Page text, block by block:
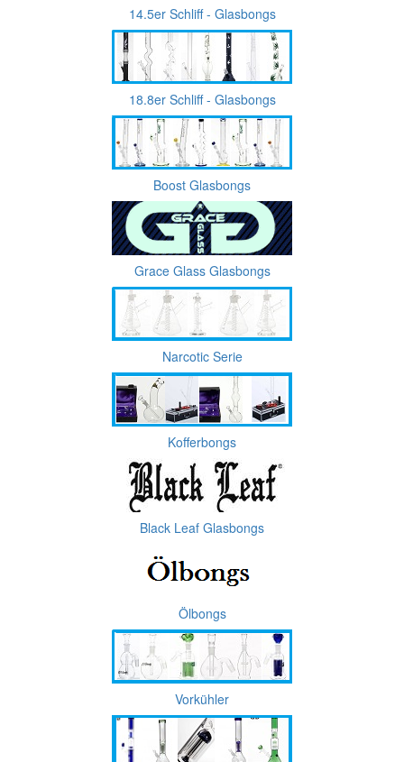
14.5er Schliff - Glasbongs
18.8er Schliff - Glasbongs
Boost Glasbongs
Grace Glass Glasbongs
Narcotic Serie
Kofferbongs
Black Leaf Glasbongs
Ölbongs
Vorkühler